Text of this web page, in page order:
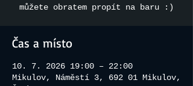
můžete obratem propít na baru :)
Čas a místo
10. 7. 2026 19:00 – 22:00
Mikulov, Náměstí 3, 692 01 Mikulov,